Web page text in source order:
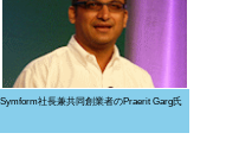
Symform社長兼共同創業者のPraerit Garg氏